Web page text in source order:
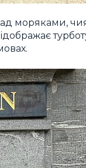
моряками,